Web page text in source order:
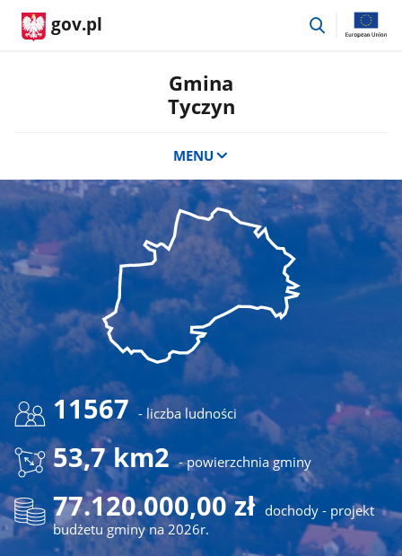
gov.pl
przejdź
Gmina
Tyczyn
MENU
11567 - liczba ludności
53,7 km2 - powierzchnia gminy
77.120.000,00 zł dochody - projekt
budżetu gminy na 2026r.